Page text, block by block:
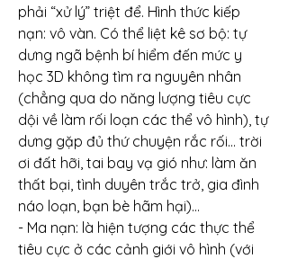
phải “xử lý” triệt để. Hình thức kiếp
nạn: vô vàn. Có thể liệt kê sơ bộ: tự
dưng ngã bệnh bí hiểm đến mức y
học 3D không tìm ra nguyên nhân
(chẳng qua do năng lượng tiêu cực
dội về làm rối loạn các thể vô hình), tự
dưng gặp đủ thứ chuyện rắc rối… trời
ơi đất hỡi, tai bay vạ gió như: làm ăn
thất bại, tình duyên trắc trở, gia đình
náo loạn, bạn bè hãm hại)…
- Ma nạn: là hiện tượng các thực thể
tiêu cực ở các cảnh giới vô hình (với